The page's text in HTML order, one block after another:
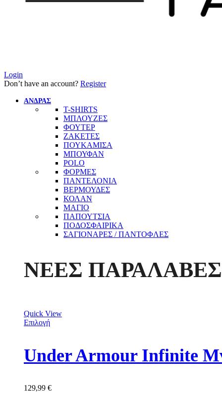
Login
Don’t have an account? Register
ΑΝΔΡΑΣ
T-SHIRTS
ΜΠΛΟΥΖΕΣ
ΦΟΥΤΕΡ
ΖΑΚΕΤΕΣ
ΠΟΥΚΑΜΙΣΑ
ΜΠΟΥΦΑΝ
POLO
ΦΟΡΜΕΣ
ΠΑΝΤΕΛΟΝΙΑ
ΒΕΡΜΟΥΔΕΣ
ΚΟΛΑΝ
ΜΑΓΙΟ
ΠΑΠΟΥΤΣΙΑ
ΠΟΔΟΣΦΑΙΡΙΚΑ
ΣΑΓΙΟΝΑΡΕΣ / ΠΑΝΤΟΦΛΕΣ
ΝΕΕΣ ΠΑΡΑΛΑΒΕΣ
Quick View
Επιλογή
Under Armour Infinite
129,99 €